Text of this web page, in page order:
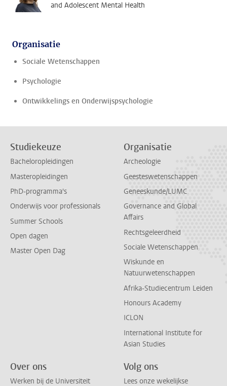
and Adolescent Mental Health
Organisatie
Sociale Wetenschappen
Psychologie
Ontwikkelings en Onderwijspsychologie
Studiekeuze
Bacheloropleidingen
Masteropleidingen
PhD-programma's
Onderwijs voor professionals
Summer Schools
Open dagen
Master Open Dag
Organisatie
Archeologie
Geesteswetenschappen
Geneeskunde/LUMC
Governance and Global
Affairs
Rechtsgeleerdheid
Sociale Wetenschappen
Wiskunde en
Natuurwetenschappen
Afrika-Studiecentrum Leiden
Honours Academy
ICLON
International Institute for
Asian Studies
Over ons
Werken bij de Universiteit
Volg ons
Lees onze wekelijkse